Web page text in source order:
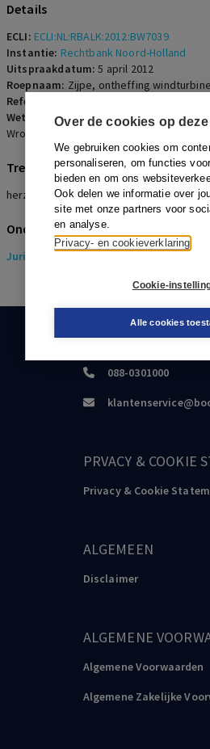
Over de cookies op
We gebruiken cookies om
personaliseren, om functies
bieden en om ons
Ook delen we informatie over
site met onze partners voor
en analyse.
Privacy- en cookieverklaring
Cookie-
Alle cookies
Details
ECLI: ECLI:NL:RBALK:2012:BW7039
Instantie: Rechtbank Noord-Holland
Uitspraakdatum:5 april 2012
Roepnaam: Zijpe, ontheffing
Referentienummer:
Wetsartikelen: 40 lid 1 sub a Ww,44 lid 1
Wro
Trefwoorden
herziening bestemmingsplan,
Onderwerpen
Juridisch> Omgevingsrecht
KLANTENSERVICE
088-0301000
PRVACY & COOKIE
Privacy & Cookie
ALGEMEEN
Disclaimer
ALGEMENE
Algemene Voorwaarden
Algemene Zakelijke